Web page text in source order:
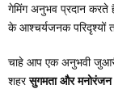
गेमिंग अनुभव प्रदान करते
के आश्चर्यजनक परिदृश्यों
चाहे आप एक अनुभवी जुआरी
शहरसुगमता और